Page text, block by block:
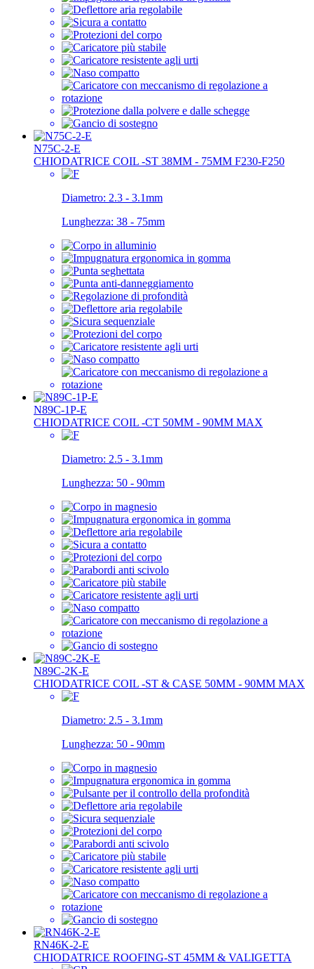
N75C-2-E
CHIODATRICE COIL -ST 38MM - 75MM F230-F250
Diametro: 2.3 - 3.1mm
Lunghezza: 38 - 75mm
N89C-1P-E
CHIODATRICE COIL -CT 50MM - 90MM MAX
Diametro: 2.5 - 3.1mm
Lunghezza: 50 - 90mm
N89C-2K-E
CHIODATRICE COIL -ST & CASE 50MM - 90MM MAX
Diametro: 2.5 - 3.1mm
Lunghezza: 50 - 90mm
RN46K-2-E
CHIODATRICE ROOFING-ST 45MM & VALIGETTA